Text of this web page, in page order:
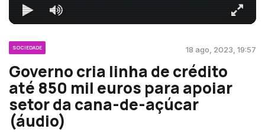
SOCIEDADE 18 ago, 2023, 19:57
Governo cria linha de crédito
até 850 mil euros para apoiar
setor da cana-de-açúcar
(áudio)